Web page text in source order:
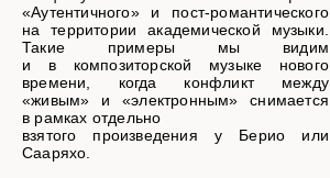
«Аутентичного» и пост-романтического
на территории академической музыки.
Такие примеры мы видим
и в композиторской музыке нового
времени, когда конфликт между
«живым» и «электронным» снимается
в рамках отдельно
взятого произведения у Берио или
Сааряхо.